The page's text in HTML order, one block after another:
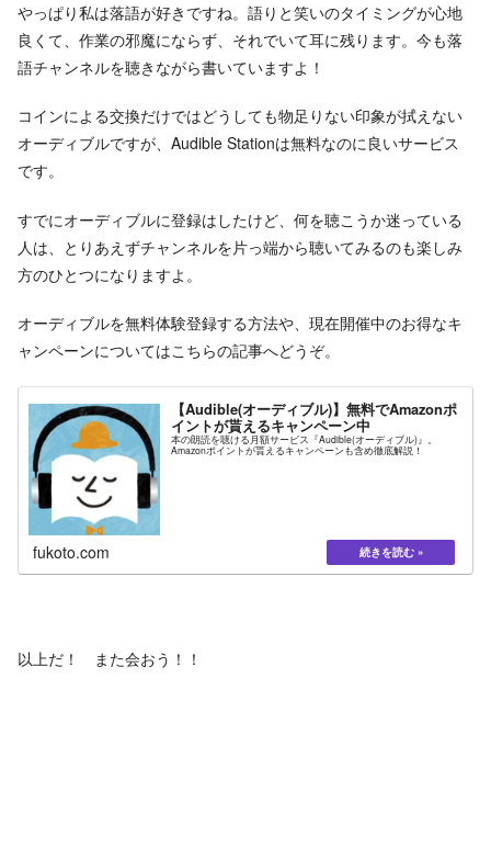
やっぱり私は落語が好きですね。語りと笑いのタイミングが心地
良くて、作業の邪魔にならず、それでいて耳に残ります。今も落
語チャンネルを聴きながら書いていますよ！
コインによる交換だけではどうしても物足りない印象が拭えない
オーディブルですが、Audible Stationは無料なのに良いサービス
です。
すでにオーディブルに登録はしたけど、何を聴こうか迷っている
人は、とりあえずチャンネルを片っ端から聴いてみるのも楽しみ
方のひとつになりますよ。
オーディブルを無料体験登録する方法や、現在開催中のお得なキ
ャンペーンについてはこちらの記事へどうぞ。
【Audible(オーディブル)】無料でAmazonポ
イントが貰えるキャンペーン中
本の朗読を聴ける月額サービス『Audible(オーディブル)』。
Amazonポイントが貰えるキャンペーンも含め徹底解説！
fukoto.com
以上だ！ また会おう！！